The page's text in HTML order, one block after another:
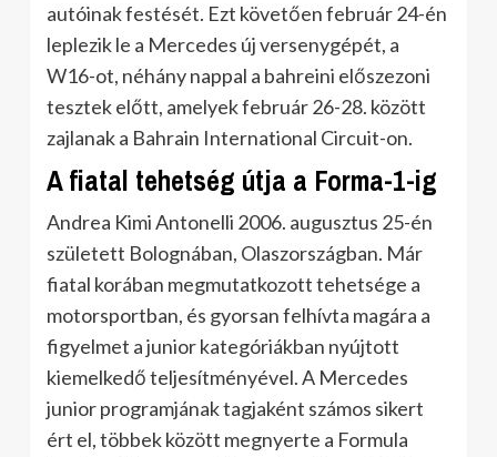
autóinak festését. Ezt követően február 24-én
leplezik le a Mercedes új versenygépét, a
W16-ot, néhány nappal a bahreini előszezoni
tesztek előtt, amelyek február 26-28. között
zajlanak a Bahrain International Circuit-on.
A fiatal tehetség útja a Forma-1-ig
Andrea Kimi Antonelli 2006. augusztus 25-én
született Bolognában, Olaszországban. Már
fiatal korában megmutatkozott tehetsége a
motorsportban, és gyorsan felhívta magára a
figyelmet a junior kategóriákban nyújtott
kiemelkedő teljesítményével. A Mercedes
junior programjának tagjaként számos sikert
ért el, többek között megnyerte a Formula